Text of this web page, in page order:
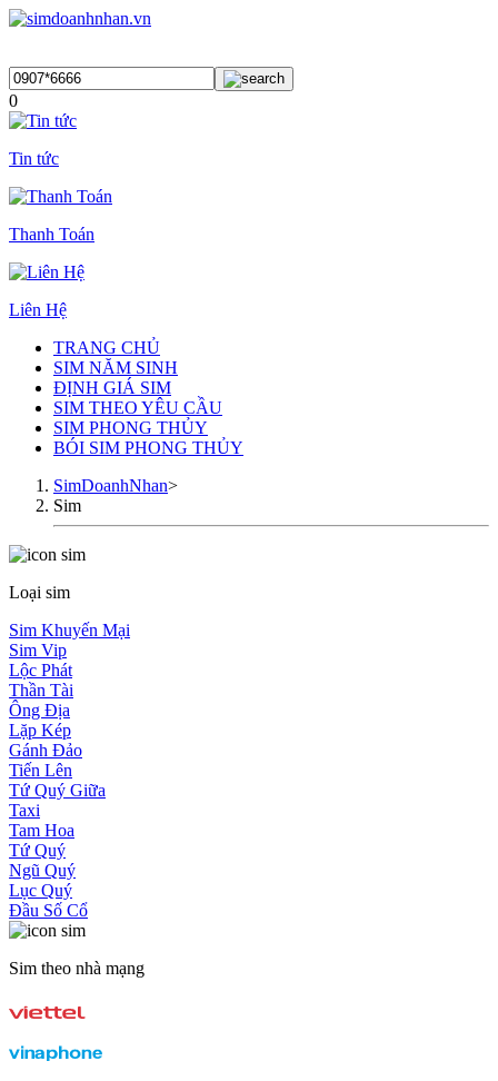
0
Tin tức
Thanh Toán
Liên Hệ
TRANG CHỦ
SIM NĂM SINH
ĐỊNH GIÁ SIM
SIM THEO YÊU CẦU
SIM PHONG THỦY
BÓI SIM PHONG THỦY
SimDoanhNhan>
Sim
Loại sim
Sim Khuyến Mại
Sim Vip
Lộc Phát
Thần Tài
Ông Địa
Lặp Kép
Gánh Đảo
Tiến Lên
Tứ Quý Giữa
Taxi
Tam Hoa
Tứ Quý
Ngũ Quý
Lục Quý
Đầu Số Cổ
Sim theo nhà mạng